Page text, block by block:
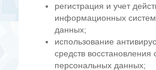
регистрация и учет
информационных
данных;
использование
средств
персональных данных;